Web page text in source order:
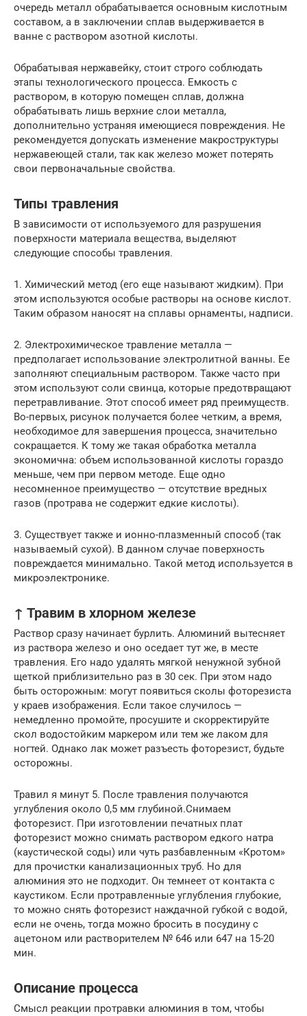
очередь металл обрабатывается основным кислотным
составом, а в заключении сплав выдерживается в
ванне с раствором азотной кислоты.
Обрабатывая нержавейку, стоит строго соблюдать
этапы технологического процесса. Емкость с
раствором, в которую помещен сплав, должна
обрабатывать лишь верхние слои металла,
дополнительно устраняя имеющиеся повреждения. Не
рекомендуется допускать изменение макроструктуры
нержавеющей стали, так как железо может потерять
свои первоначальные свойства.
Типы травления
В зависимости от используемого для разрушения
поверхности материала вещества, выделяют
следующие способы травления.
1. Химический метод (его еще называют жидким). При
этом используются особые растворы на основе кислот.
Таким образом наносят на сплавы орнаменты, надписи.
2. Электрохимическое травление металла —
предполагает использование электролитной ванны. Ее
заполняют специальным раствором. Также часто при
этом используют соли свинца, которые предотвращают
перетравливание. Этот способ имеет ряд преимуществ.
Во-первых, рисунок получается более четким, а время,
необходимое для завершения процесса, значительно
сокращается. К тому же такая обработка металла
экономична: объем использованной кислоты гораздо
меньше, чем при первом методе. Еще одно
несомненное преимущество — отсутствие вредных
газов (протрава не содержит едкие кислоты).
3. Существует также и ионно-плазменный способ (так
называемый сухой). В данном случае поверхность
повреждается минимально. Такой метод используется в
микроэлектронике.
↑ Травим в хлорном железе
Раствор сразу начинает бурлить. Алюминий вытесняет
из раствора железо и оно оседает тут же, в месте
травления. Его надо удалять мягкой ненужной зубной
щеткой приблизительно раз в 30 сек. При этом надо
быть осторожным: могут появиться сколы фоторезиста
у краев изображения. Если такое случилось —
немедленно промойте, просушите и скорректируйте
скол водостойким маркером или тем же лаком для
ногтей. Однако лак может разъесть фоторезист, будьте
осторожны.
Травил я минут 5. После травления получаются
углубления около 0,5 мм глубиной.Снимаем
фоторезист. При изготовлении печатных плат
фоторезист можно снимать раствором едкого натра
(каустической соды) или чуть разбавленным «Кротом»
для прочистки канализационных труб. Но для
алюминия это не подходит. Он темнеет от контакта с
каустиком. Если протравленные углубления глубокие,
то можно снять фоторезист наждачной губкой с водой,
если не очень, тогда можно бросить в посудину с
ацетоном или растворителем № 646 или 647 на 15-20
мин.
Описание процесса
Смысл реакции протравки алюминия в том, чтобы